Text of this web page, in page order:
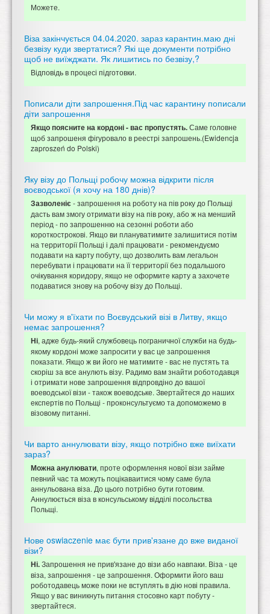
Можете.
Віза закінчується 04.04.2020. зараз карантин.маю дні
безвізу куди звертатися? Які ще документи потрібно
щоб не виїжджати. Як лишитись по безвізу,?
Відповідь в процесі підготовки.
Пописали діти запрошення.Під час карантину пописали
діти запрошення
Якщо поясните на кордоні - вас пропустять.Саме головне
щоб запрошеня фігуровало в реестрі запрошень.(Ewidencja
zaproszeń do Polski)
Яку візу до Польщі робочу можна відкрити після
воєводської (я хочу на 180 днів)?
Зазволеніє- запрошення на роботу на пів року до Польщі
дасть вам змогу отримати візу на пів року, або ж на менший
період - по запрошенню на сезонні роботи або
короткострокові. Якщо ви плануватимите залишитися потім
на территорії Польщі і далі працювати - рекомендуємо
подавати на карту побуту, що дозволить вам легальон
перебувати і працювати на її территорії без подальшого
очікування коридору, якщо не оформите карту а захочете
подаватися знову на робочу візу до Польщі.
Чи можу я в'їхати по Воєвудський візі в Литву, якщо
немає запрошення?
Ні, адже будь-який службовець пограничної служби на будь-
якому кордоні може запросити у вас це запрошення
показати. Якщо ж ви його не матимите - вас не пустять та
скоріш за все анулють візу. Радимо вам знайти роботодавця
і отримати нове запрошення відпровдіно до вашої
воеводської візи - також воеводське. Звертайтеся до наших
експертів по Польщі - проконсультуємо та допоможемо в
візовому питанні.
Чи варто аннулювати візу, якщо потрібно вже виїхати
зараз?
Можна анулювати, проте оформлення нової візи займе
певний час та можуть поцікаваитися чому саме була
аннульована віза. До цього потрібно бути готовим.
Аннулюється віза в консульському відділі посольства
Польщі.
Нове oswiaczenie має бути прив'язане до вже виданої
візи?
Ні.Запрошення не прив'язане до візи або навпаки. Віза - це
віза, запрошення - це запрошення. Оформити його ваш
роботодавець може поки не вступлять в дію нові правила.
Якщо у вас виникнуть питання стосовно карт побуту -
звертайтеся.